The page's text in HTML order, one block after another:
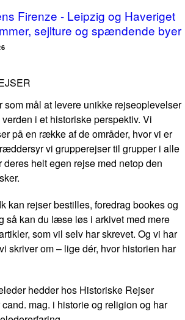
Firenze - Leipzig og Haveriget
sejlture og spændende byer
som mål at levere unikke rejseoplevelser
i et historiske perspektiv. Vi
på en række af de områder, hvor vi er
vi grupperejser til grupper i alle
deres helt egen rejse med netop den
kan rejser bestilles, foredrag bookes og
så kan du læse løs i arkivet med mere
som vil selv har skrevet. Og vi har
skriver om – lige dér, hvor historien har
hedder hos Historiske Rejser
mag. i historie og religion og har